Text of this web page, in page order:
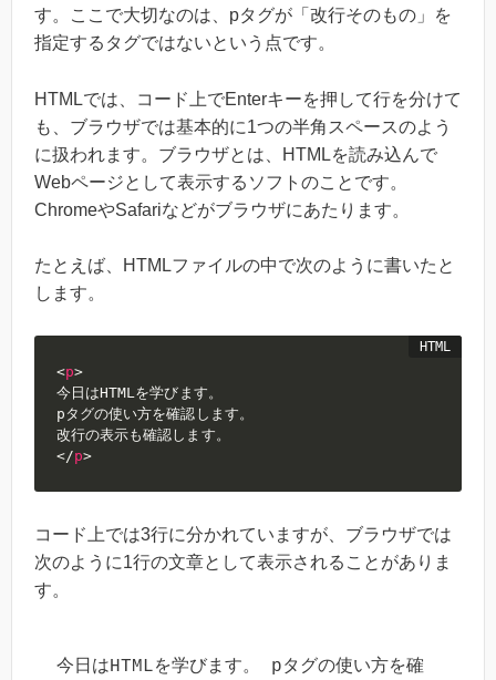
す。ここで大切なのは、pタグが「改行そのもの」を
指定するタグではないという点です。
HTMLでは、コード上でEnterキーを押して行を分けて
も、ブラウザでは基本的に1つの半角スペースのよう
に扱われます。ブラウザとは、HTMLを読み込んで
Webページとして表示するソフトのことです。
ChromeやSafariなどがブラウザにあたります。
たとえば、HTMLファイルの中で次のように書いたと
します。
<p>
今日はHTMLを学びます。
pタグの使い方を確認します。
</p>
コード上では3行に分かれていますが、ブラウザでは
次のように1行の文章として表示されることがありま
す。
今日はHTMLを学びます。 pタグの使い方を確